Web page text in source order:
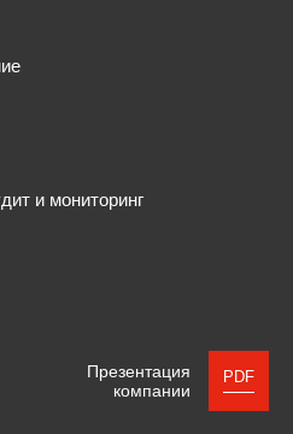
и мониторинг
Презентация
компании
PDF